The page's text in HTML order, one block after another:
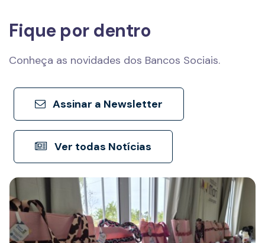
Fique por dentro
Conheça as novidades dos Bancos Sociais.
Assinar a Newsletter
Ver todas Notícias